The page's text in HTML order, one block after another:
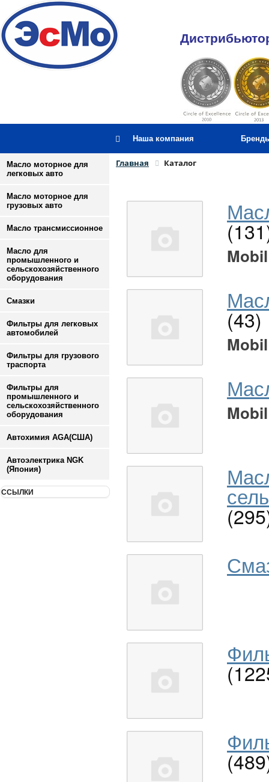
Наша компания
Масло моторное для
легковых авто
Масло моторное для
грузовых авто
Масло трансмиссионное
Масло для
промышленного и
сельскохозяйственного
оборудования
Смазки
Фильтры для легковых
автомобилей
Фильтры для грузового
траспорта
Фильтры для
промышленного и
сельскохозяйственного
оборудования
Автохимия AGA(США)
Автоэлектрика NGK
(Япония)
ССЫЛКИ
Главная Каталог
Mobil
(43)
Mobil
Mobil